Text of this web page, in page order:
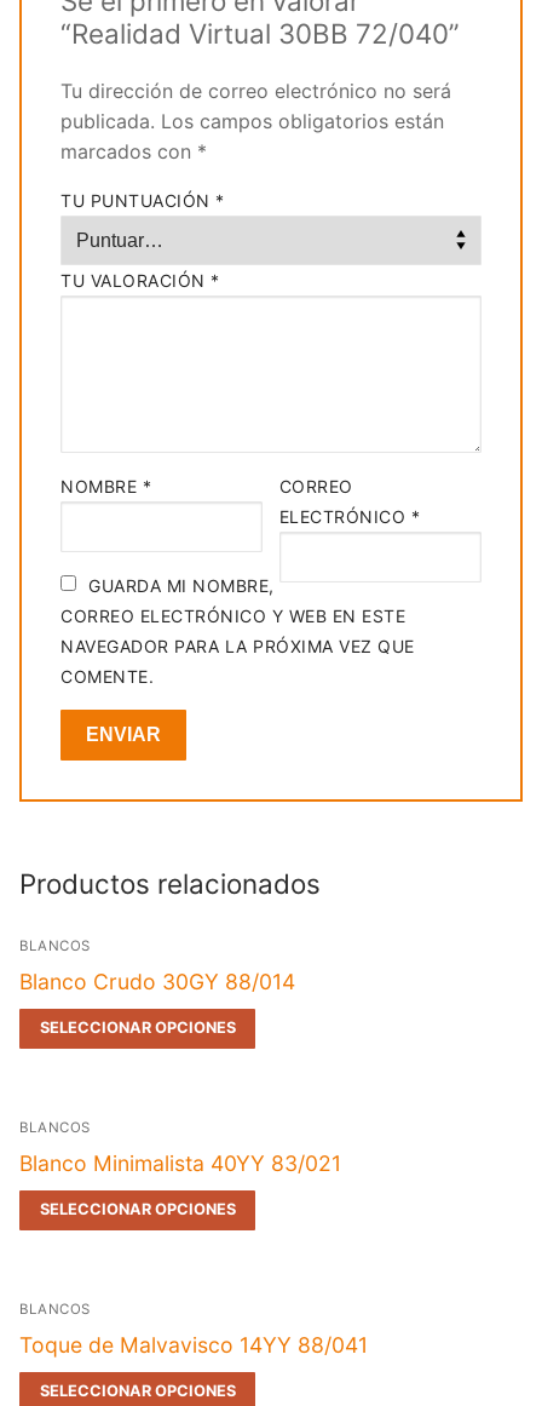
“Realidad Virtual 30BB 72/040”
Tu dirección de correo electrónico no será
publicada. Los campos obligatorios están
marcados con *
TU PUNTUACIÓN *
TU VALORACIÓN *
NOMBRE *
CORREO
ELECTRÓNICO *
GUARDA MI NOMBRE,
CORREO ELECTRÓNICO Y WEB EN ESTE
NAVEGADOR PARA LA PRÓXIMA VEZ QUE
COMENTE.
Productos relacionados
BLANCOS
Blanco Crudo 30GY 88/014
SELECCIONAR OPCIONES
BLANCOS
Blanco Minimalista 40YY 83/021
SELECCIONAR OPCIONES
BLANCOS
Toque de Malvavisco 14YY 88/041
SELECCIONAR OPCIONES